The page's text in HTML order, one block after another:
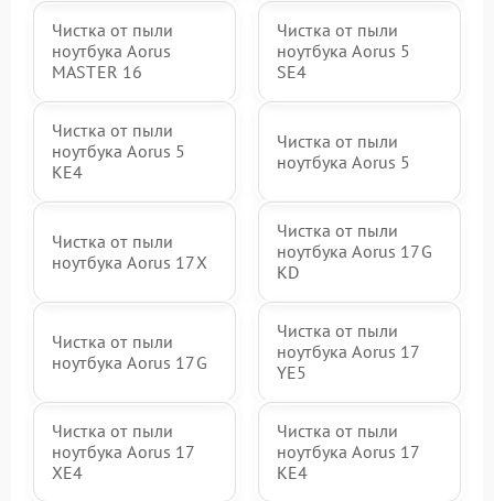
Чистка от пыли
ноутбука Aorus
MASTER 16
Чистка от пыли
ноутбука Aorus 5
SE4
Чистка от пыли
ноутбука Aorus 5
KE4
Чистка от пыли
ноутбука Aorus 5
Чистка от пыли
ноутбука Aorus 17X
Чистка от пыли
ноутбука Aorus 17G
KD
Чистка от пыли
ноутбука Aorus 17G
Чистка от пыли
ноутбука Aorus 17
YE5
Чистка от пыли
ноутбука Aorus 17
XE4
Чистка от пыли
ноутбука Aorus 17
KE4